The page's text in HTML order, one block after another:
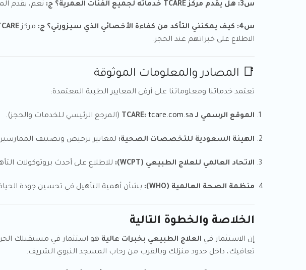
س3: هل يقدم مركز TCARE خدماته لجميع الفئات العمرية؟ ج: نعم، يقدم
س4: كيف يمكنني التأكد من كفاءة الأخصائي الذي سيزورني؟ ج: مركز
الاطلاع على خبراتهم عند الحجز.
📑 المصادر والمعلومات الموثوقة
تعتمد خدماتنا ومعلوماتنا على أرقى المعايير الطبية المعتمدة:
الموقع الرسمي لـ TCARE: tcare.com.sa (المرجع الرئيسي للخدمات والحجز).
الهيئة السعودية للتخصصات الصحية: لمعايير ترخيص وتصنيف
الاتحاد العالمي للعلاج الطبيعي (WCPT): للاطلاع على أحدث بروتوكولات
منظمة الصحة العالمية (WHO): بشأن أهمية التأهيل في تحسين جودة
الخلاصة والخطوة التالية
إن الاستثمار في العلاج الطبيعي بخبرات عالية هو استثمار في مستقبلك
تعافيك، داخل حدود منزلك وبالقرب من رحاب المسجد النبوي الشريف.